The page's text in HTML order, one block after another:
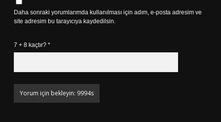
Daha sonraki yorumlarımda kullanılması için adım, e-posta adresim ve
site adresim bu tarayıcıya kaydedilsin.
7 + 8 kaçtır? *